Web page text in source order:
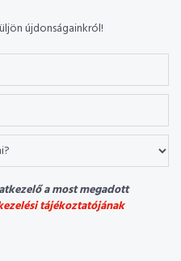
újdonságainkról!
a most megadott
tájékoztatójának